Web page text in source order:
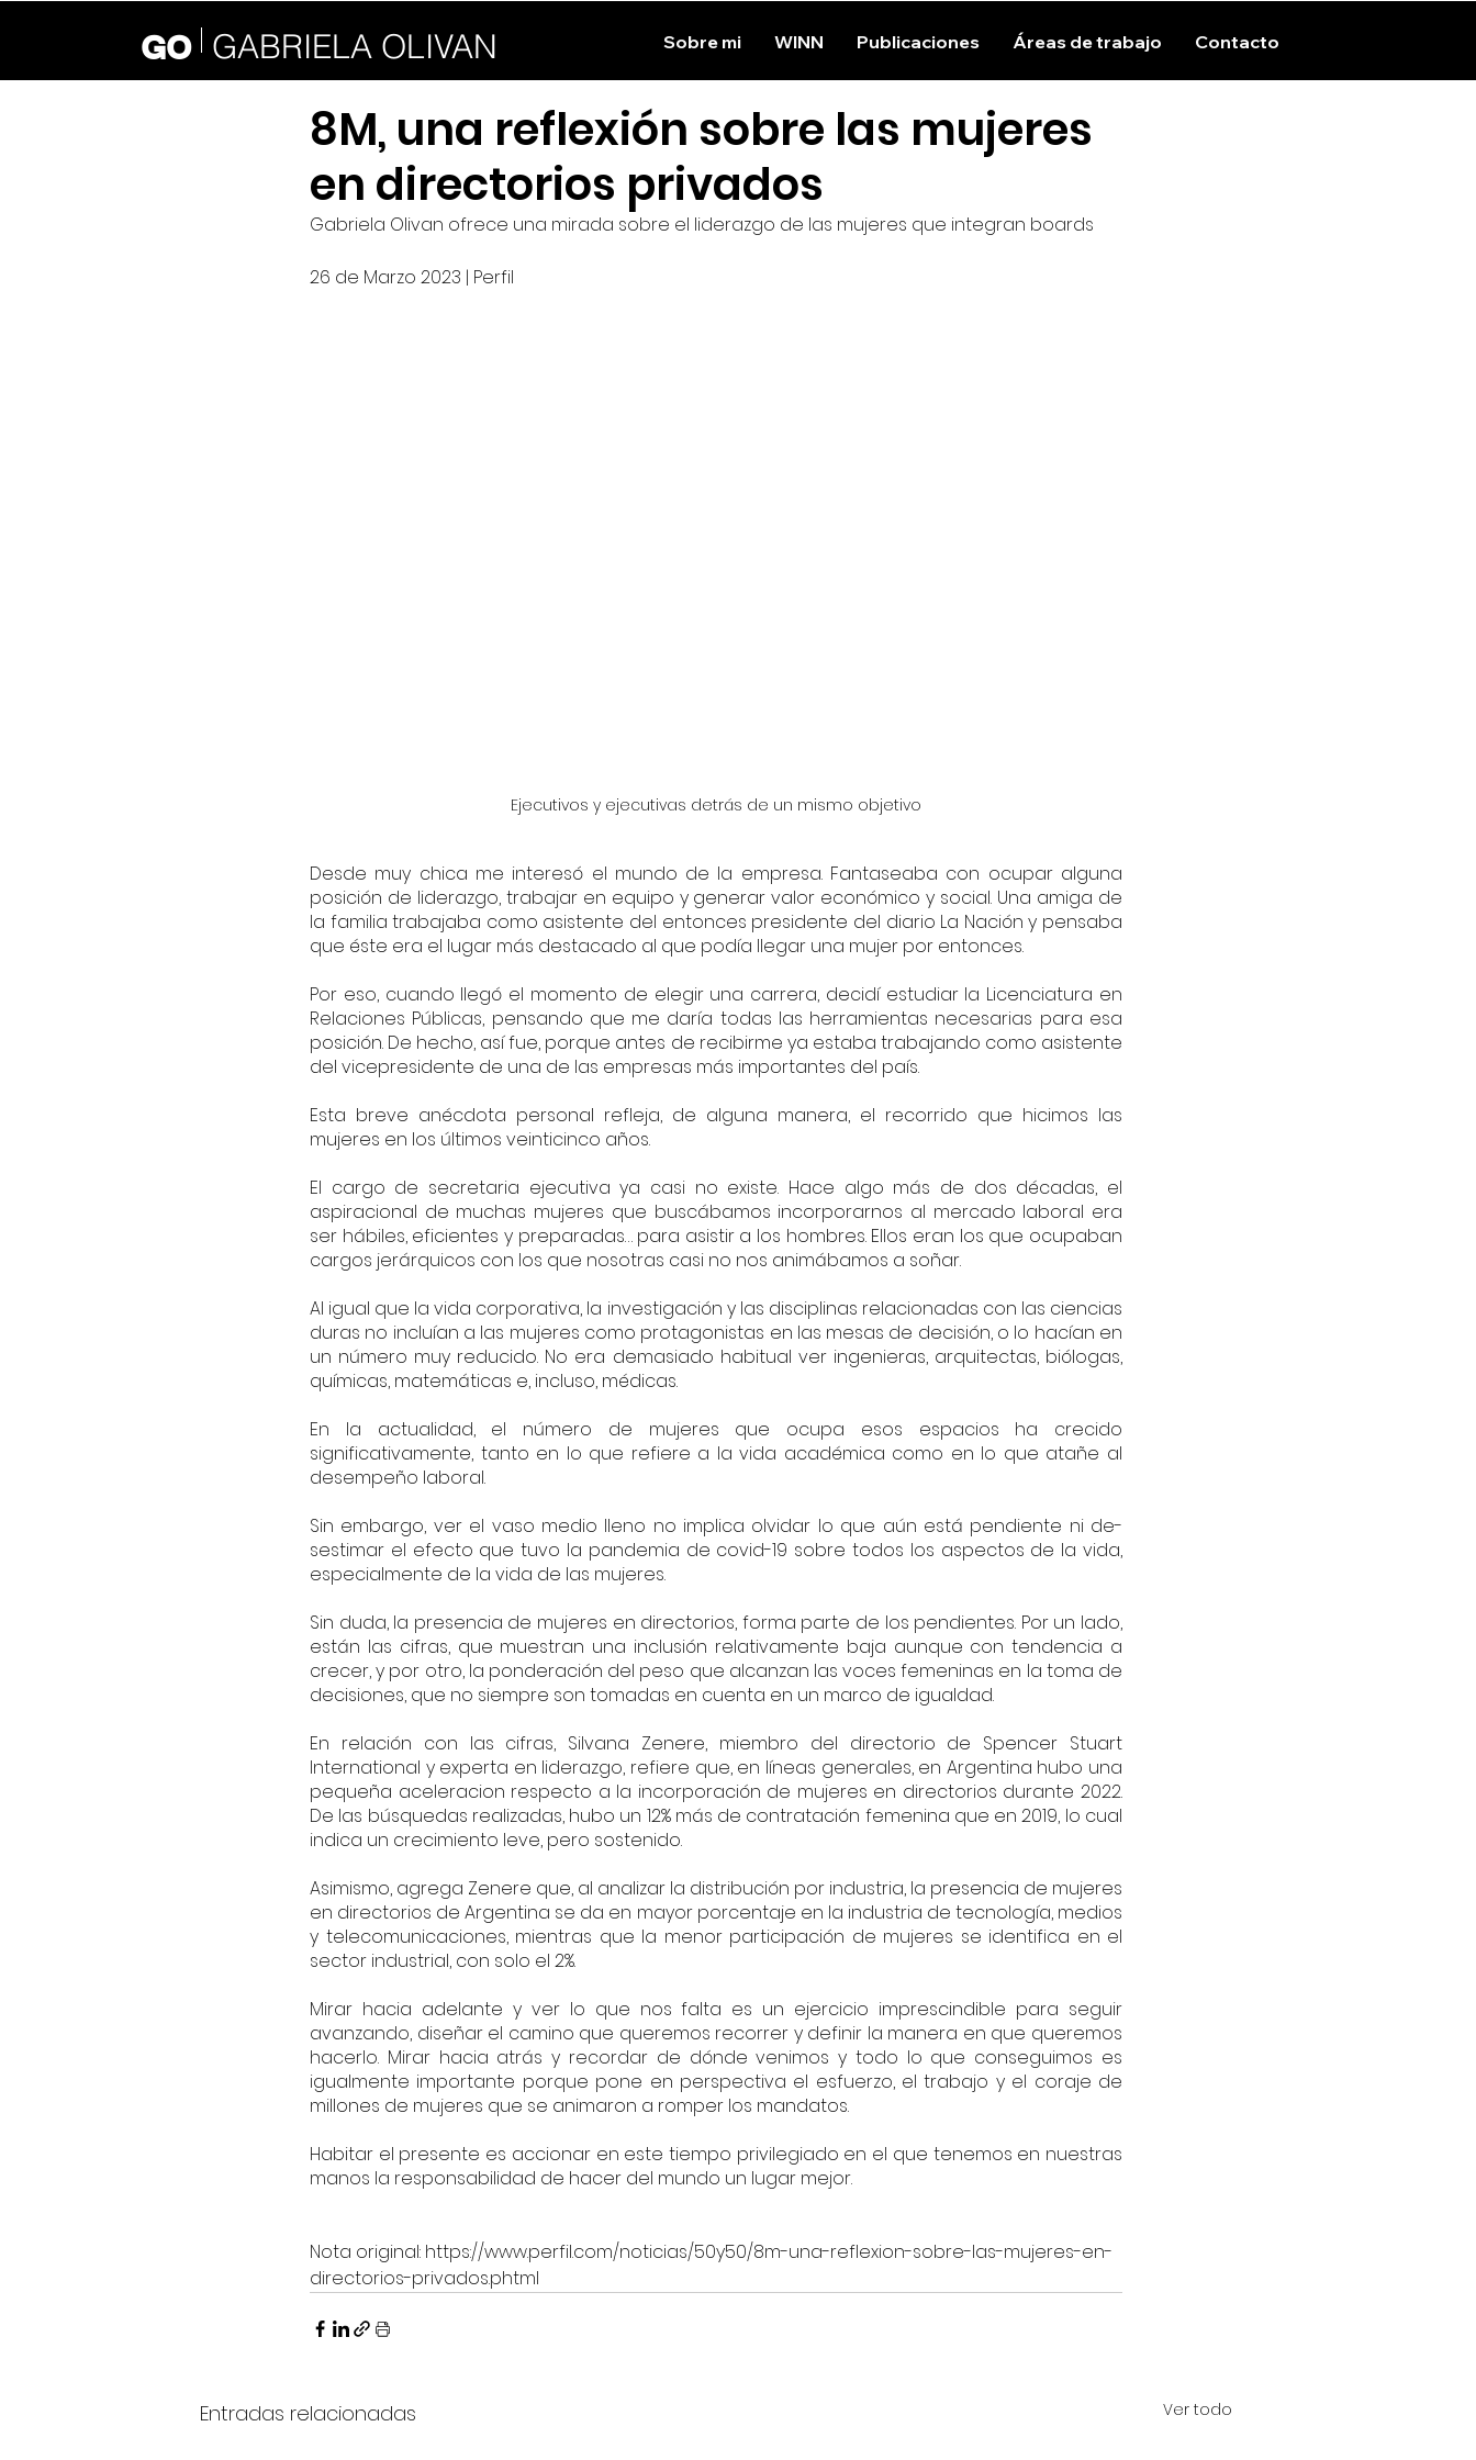
GO GABRIELA OLIVAN Sobre mi WINN Publicaciones Áreas de trabajo Contacto
8M, una reflexión sobre las mujeres
en directorios privados
Gabriela Olivan ofrece una mirada sobre el liderazgo de las mujeres que integran boards
26 de Marzo 2023 | Perfil
Ejecutivos y ejecutivas detrás de un mismo objetivo
Desde muy chica me interesó el mundo de la empresa. Fantaseaba con ocupar alguna
posición de liderazgo, trabajar en equipo y generar valor económico y social. Una amiga de
la familia trabajaba como asistente del entonces presidente del diario La Nación y pensaba
que éste era el lugar más destacado al que podía llegar una mujer por entonces.
Por eso, cuando llegó el momento de elegir una carrera, decidí estudiar la Licenciatura en
Relaciones Públicas, pensando que me daría todas las herramientas necesarias para esa
posición. De hecho, así fue, porque antes de recibirme ya estaba trabajando como asistente
del vicepresidente de una de las empresas más importantes del país.
Esta breve anécdota personal refleja, de alguna manera, el recorrido que hicimos las
mujeres en los últimos veinticinco años.
El cargo de secretaria ejecutiva ya casi no existe. Hace algo más de dos décadas, el
aspiracional de muchas mujeres que buscábamos incorporarnos al mercado laboral era
ser hábiles, eficientes y preparadas… para asistir a los hombres. Ellos eran los que ocupaban
cargos jerárquicos con los que nosotras casi no nos animábamos a soñar.
Al igual que la vida corporativa, la investigación y las disciplinas relacionadas con las ciencias
duras no incluían a las mujeres como protagonistas en las mesas de decisión, o lo hacían en
un número muy reducido. No era demasiado habitual ver ingenieras, arquitectas, biólogas,
químicas, matemáticas e, incluso, médicas.
En la actualidad, el número de mujeres que ocupa esos espacios ha crecido
significativamente, tanto en lo que refiere a la vida académica como en lo que atañe al
desempeño laboral.
Sin embargo, ver el vaso medio lleno no implica olvidar lo que aún está pendiente ni de-
sestimar el efecto que tuvo la pandemia de covid-19 sobre todos los aspectos de la vida,
especialmente de la vida de las mujeres.
Sin duda, la presencia de mujeres en directorios, forma parte de los pendientes. Por un lado,
están las cifras, que muestran una inclusión relativamente baja aunque con tendencia a
crecer, y por otro, la ponderación del peso que alcanzan las voces femeninas en la toma de
decisiones, que no siempre son tomadas en cuenta en un marco de igualdad.
En relación con las cifras, Silvana Zenere, miembro del directorio de Spencer Stuart
International y experta en liderazgo, refiere que, en líneas generales, en Argentina hubo una
pequeña aceleracion respecto a la incorporación de mujeres en directorios durante 2022.
De las búsquedas realizadas, hubo un 12% más de contratación femenina que en 2019, lo cual
indica un crecimiento leve, pero sostenido.
Asimismo, agrega Zenere que, al analizar la distribución por industria, la presencia de mujeres
en directorios de Argentina se da en mayor porcentaje en la industria de tecnología, medios
y telecomunicaciones, mientras que la menor participación de mujeres se identifica en el
sector industrial, con solo el 2%.
Mirar hacia adelante y ver lo que nos falta es un ejercicio imprescindible para seguir
avanzando, diseñar el camino que queremos recorrer y definir la manera en que queremos
hacerlo. Mirar hacia atrás y recordar de dónde venimos y todo lo que conseguimos es
igualmente importante porque pone en perspectiva el esfuerzo, el trabajo y el coraje de
millones de mujeres que se animaron a romper los mandatos.
Habitar el presente es accionar en este tiempo privilegiado en el que tenemos en nuestras
manos la responsabilidad de hacer del mundo un lugar mejor.
Nota original: https://www.perfil.com/noticias/50y50/8m-una-reflexion-sobre-las-mujeres-en-
directorios-privados.phtml
Entradas relacionadas Ver todo